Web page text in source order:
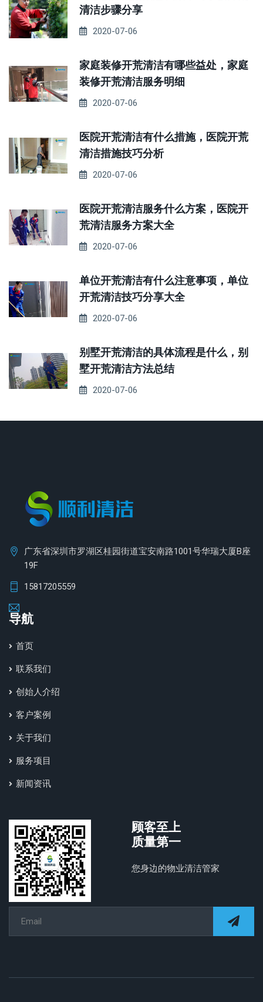
清洁步骤分享
2020-07-06
家庭装修开荒清洁有哪些益处，家庭
装修开荒清洁服务明细
2020-07-06
医院开荒清洁有什么措施，医院开荒
清洁措施技巧分析
2020-07-06
医院开荒清洁服务什么方案，医院开
荒清洁服务方案大全
2020-07-06
单位开荒清洁有什么注意事项，单位
开荒清洁技巧分享大全
2020-07-06
别墅开荒清洁的具体流程是什么，别
墅开荒清洁方法总结
2020-07-06
广东省深圳市罗湖区桂园街道宝安南路1001号华瑞大厦B座
19F
15817205559
导航
首页
联系我们
创始人介绍
客户案例
关于我们
服务项目
新闻资讯
顾客至上
质量第一
您身边的物业清洁管家